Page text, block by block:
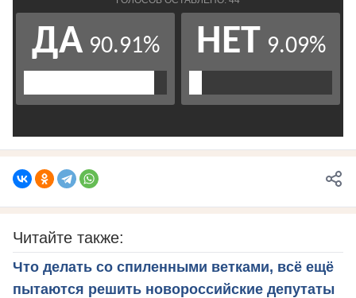
Читайте также:
Что делать со спиленными ветками, всё ещё
пытаются решить новороссийские депутаты